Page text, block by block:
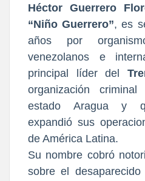
Héctor Guerrero
“Niño Guerrero”, es
años por
venezolanos e
principal líder del
organización
estado Aragua y
expandió sus
de América Latina.
Su nombre cobró
sobre el